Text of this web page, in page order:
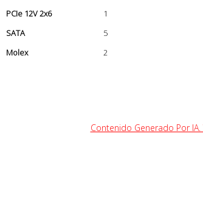
PCIe 12V 2x6
1
SATA
5
Molex
2
Contenido Generado Por